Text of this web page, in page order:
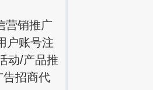
营销推广
户账号注
动/产品推
告招商代